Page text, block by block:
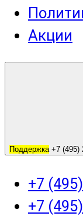
Акции
Поддержка +7 (495)
+7
+7